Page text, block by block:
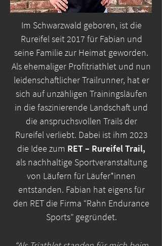
Im Schwarzwald geboren, ist die
Rureifel seit 2017 für Fabian und
seine Familie zur Heimat geworden.
Als ehemaliger Profitriathlet und nun
leidenschaftlicher Trailrunner, hat er
sich auf unzähligen Trainingsläufen
in die faszinierende Landschaft und
die anspruchsvollen Trails der
Rureifel verliebt. Dabei ist ihm 2023
die Idee zum RET – Rureifel Trail,
als nachhaltige Sportveranstaltung
von Läufern für Läufer*innen
entstanden. Fabian hat eigens für
den RET die Firma “Rahn Endurance
Sports” gegründet.